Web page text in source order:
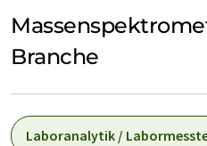
Branche
Laboranalytik /